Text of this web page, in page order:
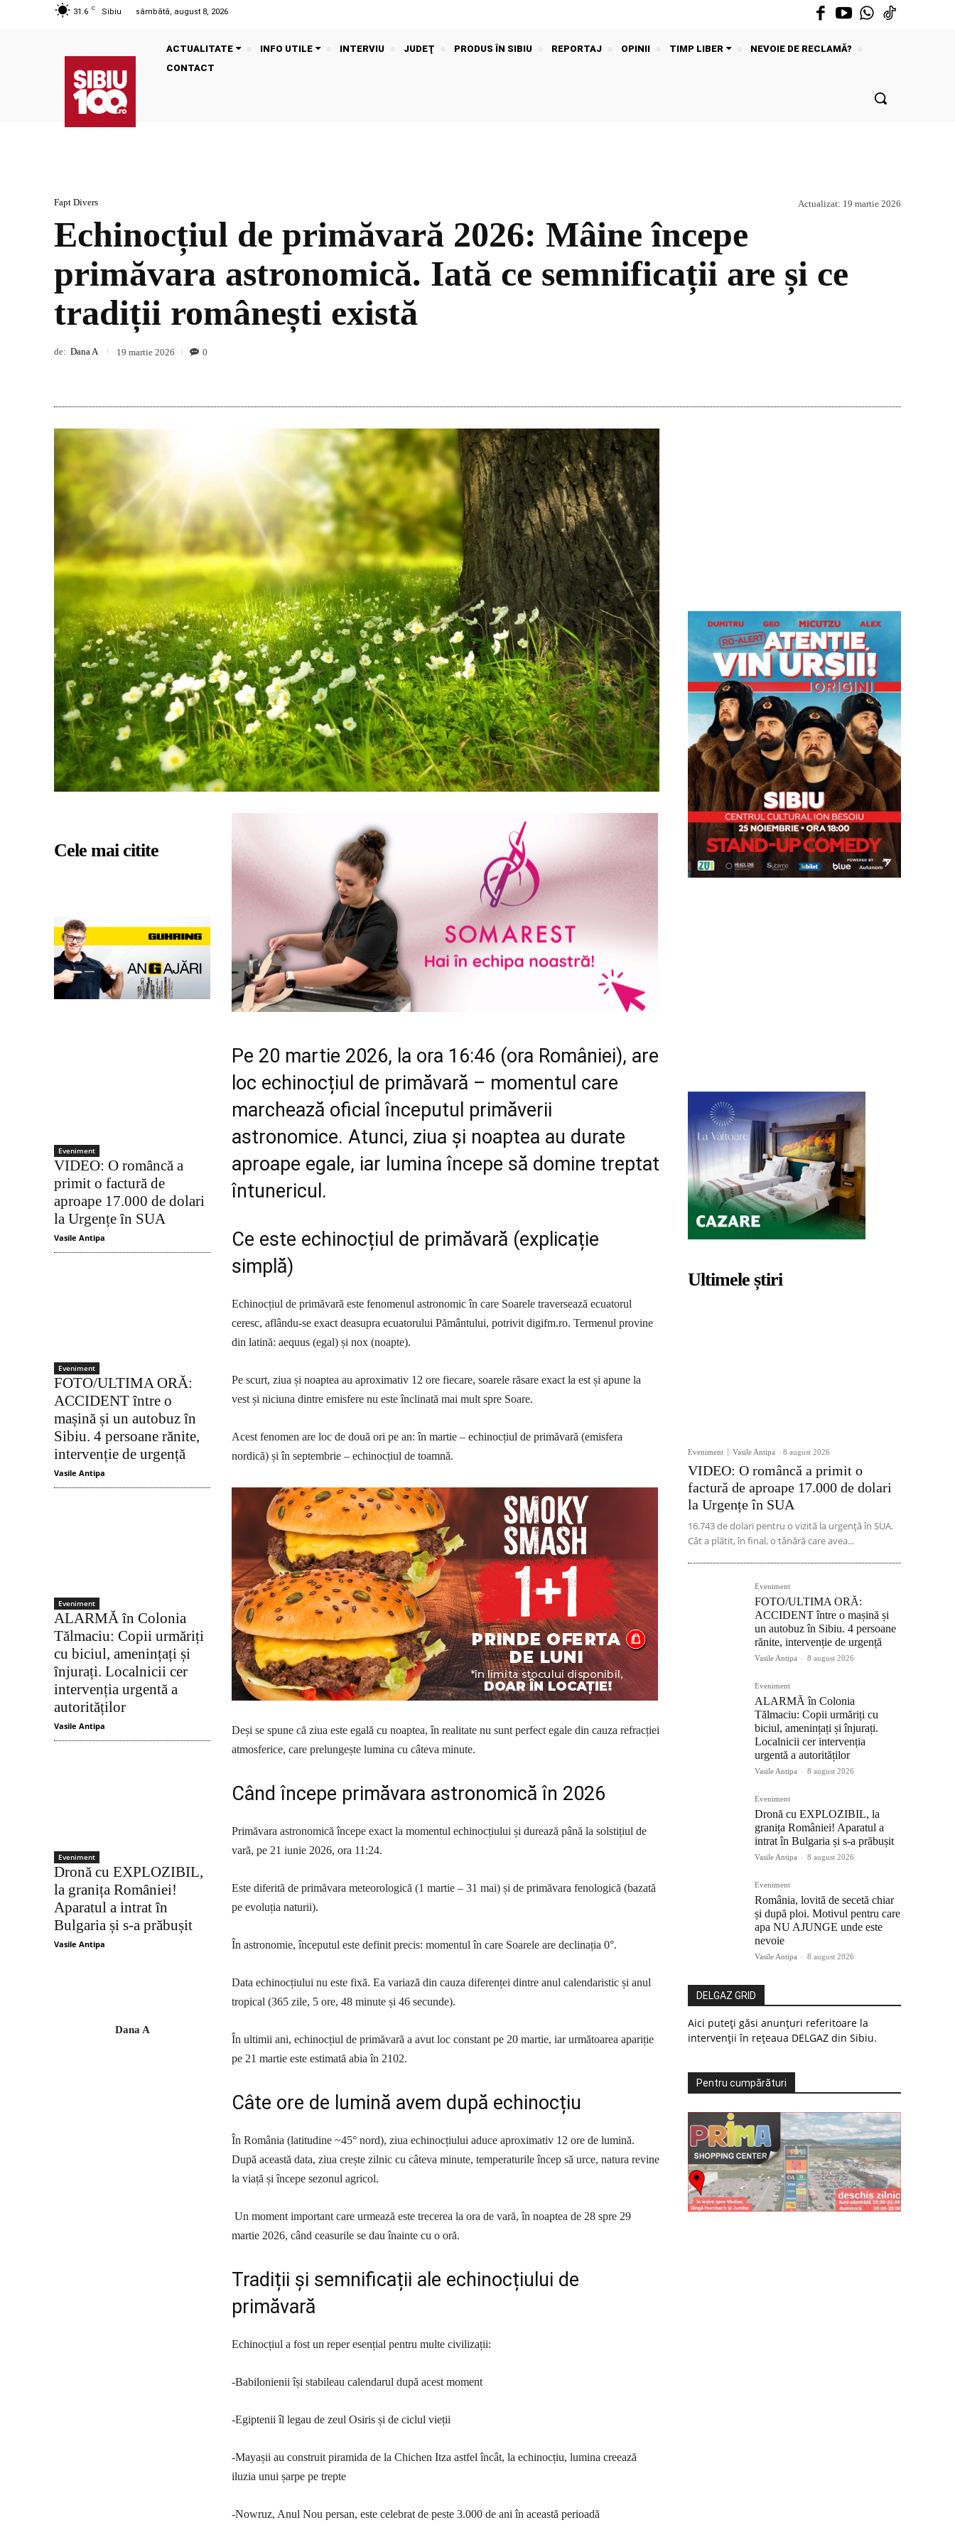
31.6 C Sibiu sâmbătă, august 8, 2026
ACTUALITATE INFO UTILE INTERVIU JUDEŢ PRODUS ÎN SIBIU REPORTAJ OPINII TIMP LIBER
NEVOIE DE RECLAMĂ?
CONTACT
Fapt Divers Actualizat: 19 martie 2026
Echinocțiul de primăvară 2026: Mâine începe
primăvara astronomică. Iată ce semnificații are și ce
tradiții românești există
de: Dana A 19 martie 2026 0
Cele mai citite
Eveniment
VIDEO: O româncă a
primit o factură de
aproape 17.000 de dolari
la Urgențe în SUA
Vasile Antipa
Eveniment
FOTO/ULTIMA ORĂ:
ACCIDENT între o
mașină și un autobuz în
Sibiu. 4 persoane rănite,
intervenție de urgență
Vasile Antipa
Eveniment
ALARMĂ în Colonia
Tălmaciu: Copii urmăriți
cu biciul, amenințați și
înjurați. Localnicii cer
intervenția urgentă a
autorităților
Vasile Antipa
Eveniment
Dronă cu EXPLOZIBIL,
la granița României!
Aparatul a intrat în
Bulgaria și s-a prăbușit
Vasile Antipa
Dana A
Pe 20 martie 2026, la ora 16:46 (ora României), are
loc echinocțiul de primăvară – momentul care
marchează oficial începutul primăverii
astronomice. Atunci, ziua și noaptea au durate
aproape egale, iar lumina începe să domine treptat
întunericul.
Ce este echinocțiul de primăvară (explicație
simplă)
Echinocțiul de primăvară este fenomenul astronomic în care Soarele traversează ecuatorul
ceresc, aflându-se exact deasupra ecuatorului Pământului, potrivit digifm.ro. Termenul provine
din latină: aequus (egal) și nox (noapte).
Pe scurt, ziua și noaptea au aproximativ 12 ore fiecare, soarele răsare exact la est și apune la
vest și niciuna dintre emisfere nu este înclinată mai mult spre Soare.
Acest fenomen are loc de două ori pe an: în martie – echinocțiul de primăvară (emisfera
nordică) și în septembrie – echinocțiul de toamnă.
Deși se spune că ziua este egală cu noaptea, în realitate nu sunt perfect egale din cauza refracției
atmosferice, care prelungește lumina cu câteva minute.
Când începe primăvara astronomică în 2026
Primăvara astronomică începe exact la momentul echinocțiului și durează până la solstițiul de
vară, pe 21 iunie 2026, ora 11:24.
Este diferită de primăvara meteorologică (1 martie – 31 mai) și de primăvara fenologică (bazată
pe evoluția naturii).
În astronomie, începutul este definit precis: momentul în care Soarele are declinația 0°.
Data echinocțiului nu este fixă. Ea variază din cauza diferenței dintre anul calendaristic și anul
tropical (365 zile, 5 ore, 48 minute și 46 secunde).
În ultimii ani, echinocțiul de primăvară a avut loc constant pe 20 martie, iar următoarea apariție
pe 21 martie este estimată abia în 2102.
Câte ore de lumină avem după echinocțiu
În România (latitudine ~45° nord), ziua echinocțiului aduce aproximativ 12 ore de lumină.
După această data, ziua crește zilnic cu câteva minute, temperaturile încep să urce, natura revine
la viață și începe sezonul agricol.
Un moment important care urmează este trecerea la ora de vară, în noaptea de 28 spre 29
martie 2026, când ceasurile se dau înainte cu o oră.
Tradiții și semnificații ale echinocțiului de
primăvară
Echinocțiul a fost un reper esențial pentru multe civilizații:
-Babilonienii își stabileau calendarul după acest moment
-Egiptenii îl legau de zeul Osiris și de ciclul vieții
-Mayașii au construit piramida de la Chichen Itza astfel încât, la echinocțiu, lumina creează
iluzia unui șarpe pe trepte
-Nowruz, Anul Nou persan, este celebrat de peste 3.000 de ani în această perioadă
Ultimele știri
Eveniment Vasile Antipa - 8 august 2026
VIDEO: O româncă a primit o
factură de aproape 17.000 de dolari
la Urgențe în SUA
16.743 de dolari pentru o vizită la urgență în SUA.
Cât a plătit, în final, o tânără care avea...
Eveniment
FOTO/ULTIMA ORĂ:
ACCIDENT între o mașină și
un autobuz în Sibiu. 4 persoane
rănite, intervenție de urgență
Vasile Antipa - 8 august 2026
Eveniment
ALARMĂ în Colonia
Tălmaciu: Copii urmăriți cu
biciul, amenințați și înjurați.
Localnicii cer intervenția
urgentă a autorităților
Vasile Antipa - 8 august 2026
Eveniment
Dronă cu EXPLOZIBIL, la
granița României! Aparatul a
intrat în Bulgaria și s-a prăbușit
Vasile Antipa - 8 august 2026
Eveniment
România, lovită de secetă chiar
și după ploi. Motivul pentru care
apa NU AJUNGE unde este
nevoie
Vasile Antipa - 8 august 2026
DELGAZ GRID
Aici puteți găsi anunțuri referitoare la
intervenții în rețeaua DELGAZ din Sibiu.
Pentru cumpărături